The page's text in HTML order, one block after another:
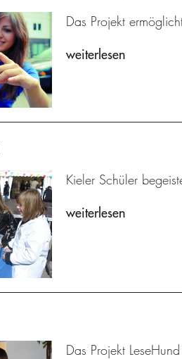
Das Projekt
weiterlesen
Kieler Schüler
weiterlesen
Das Projekt